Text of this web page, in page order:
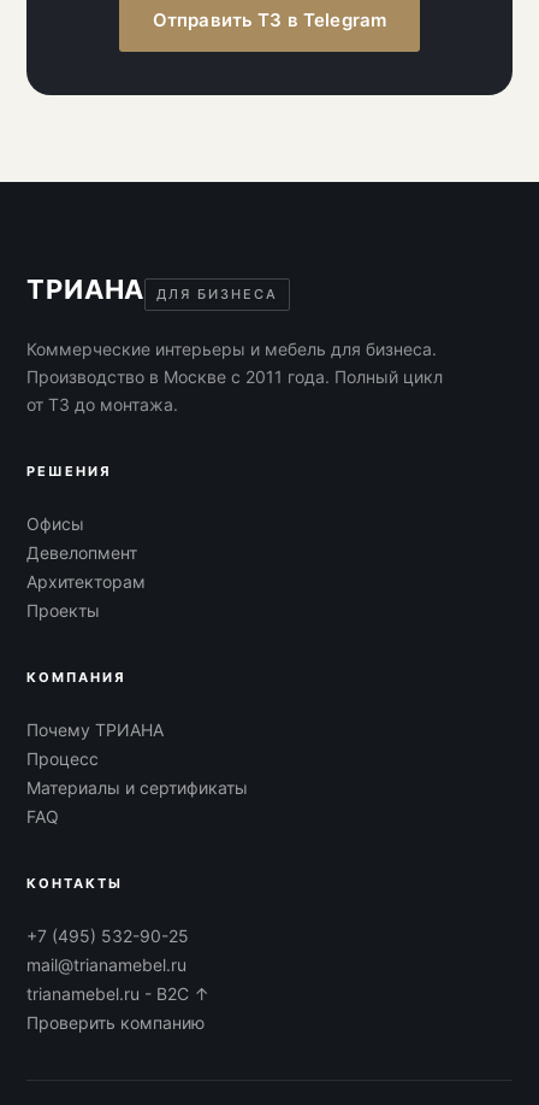
Отправить ТЗ в Telegram
ТРИАНА ДЛЯ БИЗНЕСА
Коммерческие интерьеры и мебель для бизнеса.
Производство в Москве с 2011 года. Полный цикл
от ТЗ до монтажа.
РЕШЕНИЯ
Офисы
Девелопмент
Архитекторам
Проекты
КОМПАНИЯ
Почему ТРИАНА
Процесс
Материалы и сертификаты
FAQ
КОНТАКТЫ
+7 (495) 532-90-25
mail@trianamebel.ru
trianamebel.ru - B2C ↑
Проверить компанию